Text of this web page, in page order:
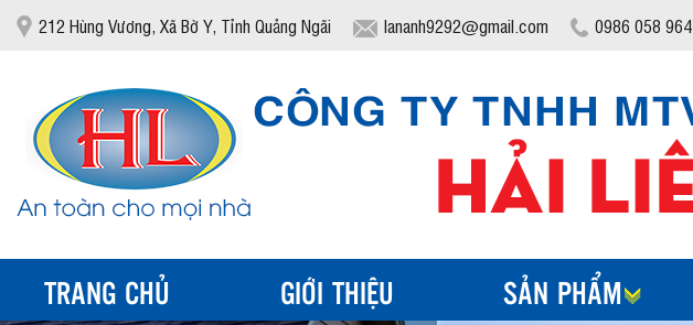
212 Hùng Vương, Xã Bờ Y, Tỉnh Quảng Ngãi lananh9292@gmail.com 0986 058 964
TRANG CHỦ GIỚI THIỆU SẢN PHẨM